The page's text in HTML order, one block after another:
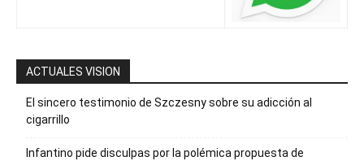
ACTUALES VISION
El sincero testimonio de Szczesny sobre su adicción al
cigarrillo
Infantino pide disculpas por la polémica propuesta de